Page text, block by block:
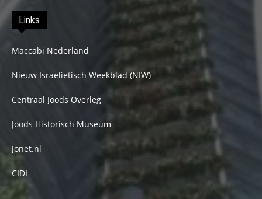
Links
Maccabi Nederland
Nieuw Israelietisch Weekblad (NIW)
Centraal Joods Overleg
Joods Historisch Museum
Jonet.nl
CIDI